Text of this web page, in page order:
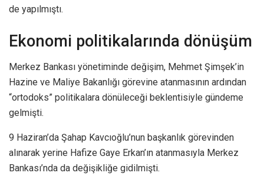
de yapılmıştı.
Ekonomi politikalarında dönüşüm
Merkez Bankası yönetiminde değişim, Mehmet Şimşek’in
Hazine ve Maliye Bakanlığı görevine atanmasının ardından
“ortodoks” politikalara dönüleceği beklentisiyle gündeme
gelmişti.
9 Haziran’da Şahap Kavcıoğlu’nun başkanlık görevinden
alınarak yerine Hafize Gaye Erkan’ın atanmasıyla Merkez
Bankası’nda da değişikliğe gidilmişti.